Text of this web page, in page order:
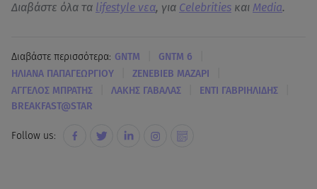
Διαβάστε όλα τα lifestyle νεα, για Celebrities και Media.
Διαβάστε περισσότερα: GNTM GNTM 6
ΗΛΙΑΝΑ ΠΑΠΑΓΕΩΡΓΙΟΥ ΖΕΝΕΒΙΕΒ ΜΑΖΑΡΙ
ΑΓΓΕΛΟΣ ΜΠΡΑΤΗΣ ΛΑΚΗΣ ΓΑΒΑΛΑΣ ΕΝΤΙ ΓΑΒΡΙΗΛΙΔΗΣ
BREAKFAST@STAR
Follow us: